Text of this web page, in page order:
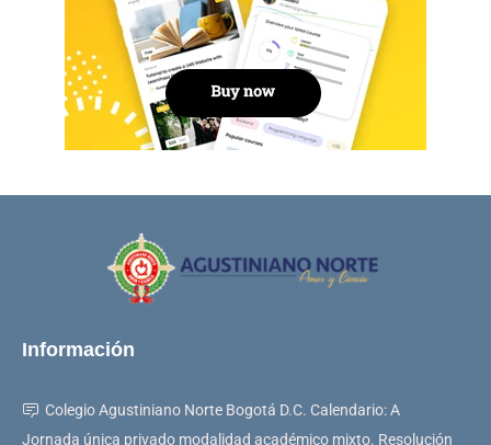
Información
Colegio Agustiniano Norte Bogotá D.C. Calendario: A
Jornada única privado modalidad académico mixto. Resolución